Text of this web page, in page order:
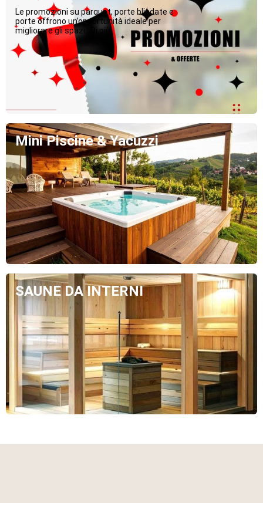
Le promozioni su parquet, porte blindate e
porte offrono un’opportunità ideale per
migliorare gli spazi...Di più
Mini Piscine & Yacuzzi
SAUNE DA INTERNI